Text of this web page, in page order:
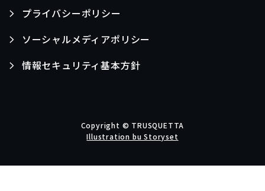
プライバシーポリシー
ソーシャルメディアポリシー
情報セキュリティ基本方針
Copyright © TRUSQUETTA
Illustration bu Storyset